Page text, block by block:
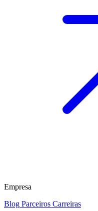
Empresa
Blog Parceiros Carreiras